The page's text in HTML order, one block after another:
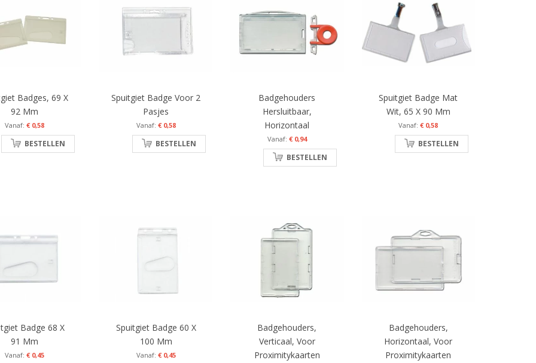
Badges, 69 X
92 Mm
€ 0,58
BESTELLEN
Spuitgiet Badge Voor 2
Pasjes
€ 0,58
BESTELLEN
Badgehouders
Hersluitbaar,
Horizontaal
€ 0,94
BESTELLEN
Spuitgiet Badge Mat
Wit, 65 X 90 Mm
€ 0,58
BESTELLEN
Badge 68 X
91 Mm
€ 0,45
Spuitgiet Badge 60 X
100 Mm
€ 0,45
Badgehouders,
Verticaal, Voor
Proximitykaarten
Badgehouders,
Horizontaal, Voor
Proximitykaarten